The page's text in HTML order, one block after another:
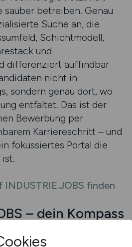
sauber betreiben. Genau
Suche an, die
Schichtmodell,
und
differenziert auffindbar
nicht in
sondern genau dort, wo
entfaltet. Das ist der
Bewerbung per
Karriereschritt – und
fokussiertes Portal die
INDUSTRIE.JOBS finden
– dein Kompass